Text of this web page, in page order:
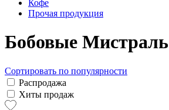
Кофе
Прочая продукция
Бобовые Мистраль
Сортировать по популярности
Распродажа
Хиты продаж